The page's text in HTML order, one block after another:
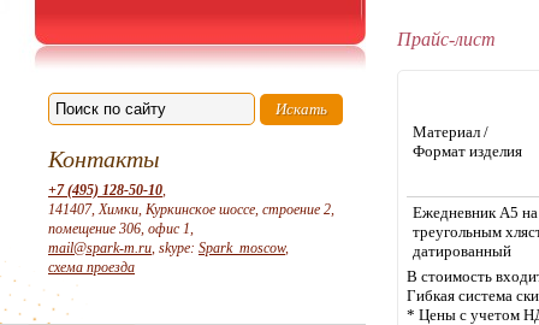
Контакты
+7 (495) 128-50-10,
141407, Химки, Куркинское шоссе, строение 2,
помещение 306, офис 1,
mail@spark-m.ru, skype: Spark_moscow,
схема проезда
Прайс-лист
Материал /
Формат изделия
Ежедневник А5
треугольным
датированный
В стоимость
Гибкая система
* Цены с учетом